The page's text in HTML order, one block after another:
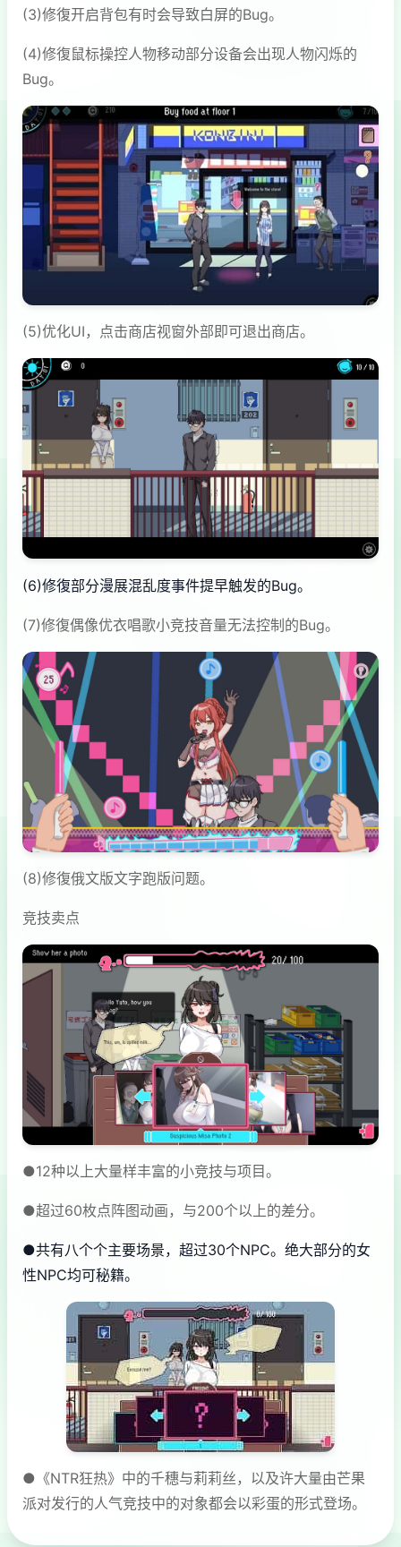
(3)修復开启背包有时会导致白屏的Bug。
(4)修復鼠标操控人物移动部分设备会出现人物闪烁的
Bug。
(5)优化UI，点击商店视窗外部即可退出商店。
(6)修復部分漫展混乱度事件提早触发的Bug。
(7)修復偶像优衣唱歌小竞技音量无法控制的Bug。
(8)修復俄文版文字跑版问题。
竞技卖点
●12种以上大量样丰富的小竞技与项目。
●超过60枚点阵图动画，与200个以上的差分。
●共有八个个主要场景，超过30个NPC。绝大部分的女
性NPC均可秘籍。
●《NTR狂热》中的千穗与莉莉丝，以及许大量由芒果
派对发行的人气竞技中的对象都会以彩蛋的形式登场。